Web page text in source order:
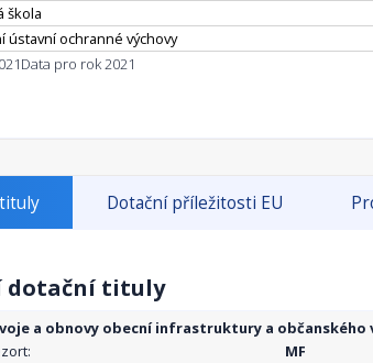
škola
ústavní ochranné výchovy
Data pro rok 2021
Dotační příležitosti EU
dotační tituly
a obnovy obecní infrastruktury a občanského
MF